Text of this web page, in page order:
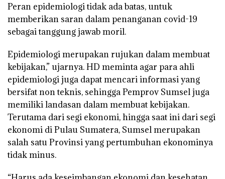
Peran epidemiologi tidak ada batas, untuk
memberikan saran dalam penanganan covid-19
sebagai tanggung jawab moril.
Epidemiologi merupakan rujukan dalam membuat
kebijakan,” ujarnya. HD meminta agar para ahli
epidemiologi juga dapat mencari informasi yang
bersifat non teknis, sehingga Pemprov Sumsel juga
memiliki landasan dalam membuat kebijakan.
Terutama dari segi ekonomi, hingga saat ini dari segi
ekonomi di Pulau Sumatera, Sumsel merupakan
salah satu Provinsi yang pertumbuhan ekonominya
tidak minus.